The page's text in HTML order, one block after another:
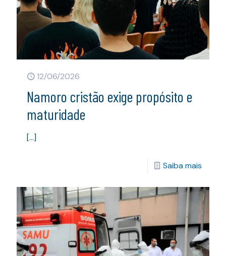
12/06/2026
Namoro cristão exige propósito e
maturidade
[…]
Saiba mais